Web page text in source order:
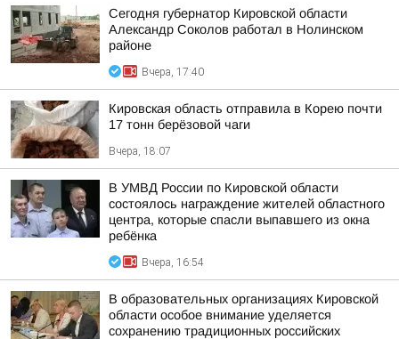
Сегодня губернатор Кировской области
Александр Соколов работал в Нолинском
районе
Вчера, 17:40
Кировская область отправила в Корею почти
17 тонн берёзовой чаги
Вчера, 18:07
В УМВД России по Кировской области
состоялось награждение жителей областного
центра, которые спасли выпавшего из окна
ребёнка
Вчера, 16:54
В образовательных организациях Кировской
области особое внимание уделяется
сохранению традиционных российских